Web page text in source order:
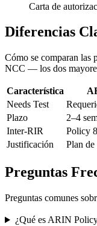
Carta de
Diferencias
Cómo se comparan las
NCC — los dos
Característica
Needs Test
Plazo
2–4
Inter-RIR
Policy
Justificación
Plan de
Preguntas
Preguntas comunes
¿Qué es ARIN